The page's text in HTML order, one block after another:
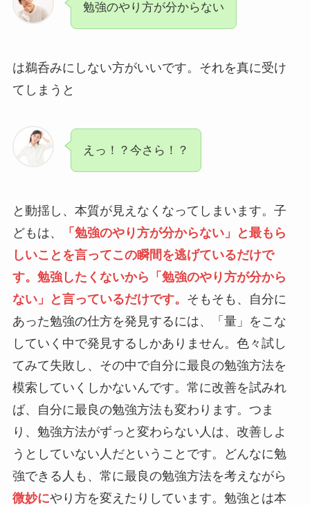
勉強のやり方が分からない
は鵜呑みにしない方がいいです。それを真に受け
てしまうと
えっ！？今さら！？
と動揺し、本質が見えなくなってしまいます。子
どもは、
「勉強のやり方が分からない」と最もら
しいことを言ってこの瞬間を逃げているだけで
す。勉強したくないから「勉強のやり方が分から
ない」と言っているだけです。 そもそも、自分に
あった勉強の仕方を発見するには、「量」をこな
していく中で発見するしかありません。色々試し
てみて失敗し、その中で自分に最良の勉強方法を
模索していくしかないんです。常に改善を試みれ
ば、自分に最良の勉強方法も変わります。つま
り、勉強方法がずっと変わらない人は、改善しよ
うとしていない人だということです。どんなに勉
強できる人も、常に最良の勉強方法を考えながら
微妙にやり方を変えたりしています。勉強とは本